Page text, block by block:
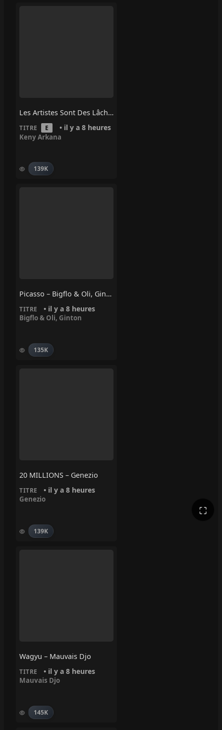
⛶
Les Artistes Sont Des Lâches – Keny Arkana
TITRE E • il y a 8 heures
Keny Arkana
139K
Picasso – Bigflo & Oli, Ginton
TITRE • il y a 8 heures
Bigflo & Oli, Ginton
135K
20 MILLIONS – Genezio
TITRE • il y a 8 heures
Genezio
139K
Wagyu – Mauvais Djo
TITRE • il y a 8 heures
Mauvais Djo
145K